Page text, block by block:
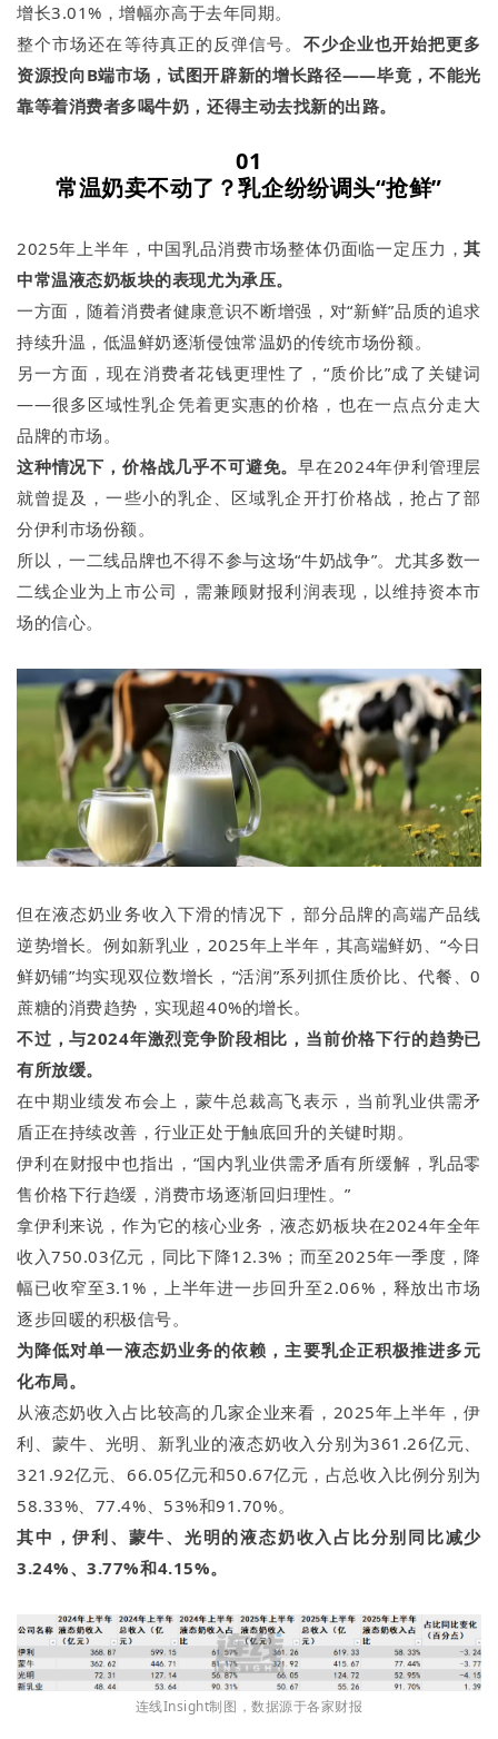
增长3.01%，增幅亦高于去年同期。
整个市场还在等待真正的反弹信号。 不少企业也开始把更多
资源投向B端市场，试图开辟新的增长路径——毕竟，不能光
靠等着消费者多喝牛奶，还得主动去找新的出路。
01
常温奶卖不动了？乳企纷纷调头“抢鲜”
2025年上半年，中国乳品消费市场整体仍面临一定压力，其
中常温液态奶板块的表现尤为承压。
一方面，随着消费者健康意识不断增强，对“新鲜”品质的追求
持续升温，低温鲜奶逐渐侵蚀常温奶的传统市场份额。
另一方面，现在消费者花钱更理性了，“质价比”成了关键词
——很多区域性乳企凭着更实惠的价格，也在一点点分走大
品牌的市场。
这种情况下，价格战几乎不可避免。早在2024年伊利管理层
就曾提及，一些小的乳企、区域乳企开打价格战，抢占了部
分伊利市场份额。
所以，一二线品牌也不得不参与这场“牛奶战争”。尤其多数一
二线企业为上市公司，需兼顾财报利润表现，以维持资本市
场的信心。
但在液态奶业务收入下滑的情况下，部分品牌的高端产品线
逆势增长。例如新乳业，2025年上半年，其高端鲜奶、“今日
鲜奶铺”均实现双位数增长，“活润”系列抓住质价比、代餐、0
蔗糖的消费趋势，实现超40%的增长。
不过，与2024年激烈竞争阶段相比，当前价格下行的趋势已
有所放缓。
在中期业绩发布会上，蒙牛总裁高飞表示，当前乳业供需矛
盾正在持续改善，行业正处于触底回升的关键时期。
伊利在财报中也指出，“国内乳业供需矛盾有所缓解，乳品零
售价格下行趋缓，消费市场逐渐回归理性。”
拿伊利来说，作为它的核心业务，液态奶板块在2024年全年
收入750.03亿元，同比下降12.3%；而至2025年一季度，降
幅已收窄至3.1%，上半年进一步回升至2.06%，释放出市场
逐步回暖的积极信号。
为降低对单一液态奶业务的依赖，主要乳企正积极推进多元
化布局。
从液态奶收入占比较高的几家企业来看，2025年上半年，伊
利、蒙牛、光明、新乳业的液态奶收入分别为361.26亿元、
321.92亿元、66.05亿元和50.67亿元，占总收入比例分别为
58.33%、77.4%、53%和91.70%。
其中，伊利、蒙牛、光明的液态奶收入占比分别同比减少
3.24%、3.77%和4.15%。
连线Insight制图，数据源于各家财报